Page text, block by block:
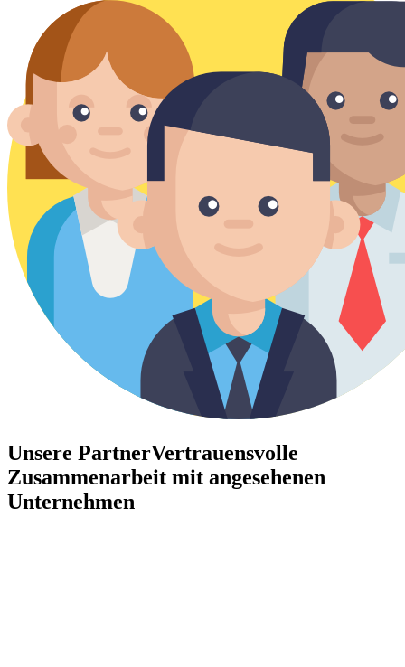
Unsere PartnerVertrauensvolle
Zusammenarbeit mit angesehenen
Unternehmen